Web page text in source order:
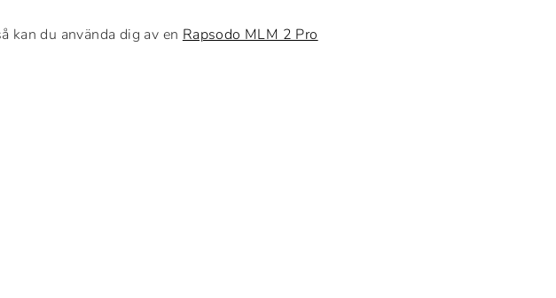
kan du använda dig av en Rapsodo MLM 2 Pro